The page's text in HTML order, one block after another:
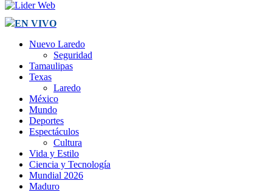
EN VIVO
Nuevo Laredo
Seguridad
Tamaulipas
Texas
Laredo
México
Mundo
Deportes
Espectáculos
Cultura
Vida y Estilo
Ciencia y Tecnología
Mundial 2026
Maduro